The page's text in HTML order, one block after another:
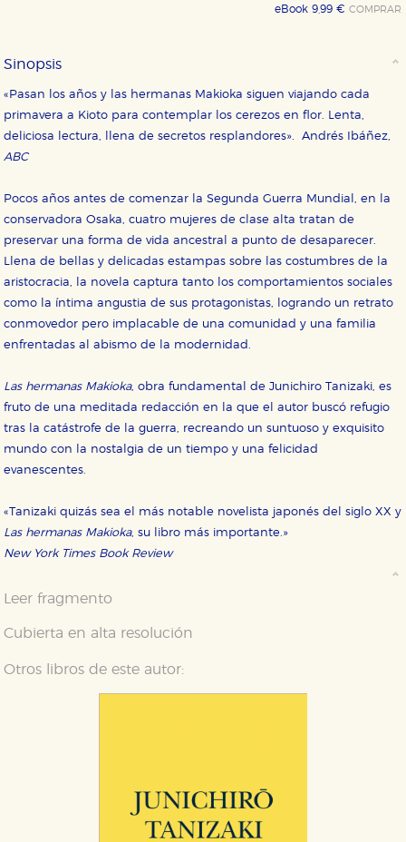
eBook 9,99 €COMPRAR
Sinopsis
«Pasan los años y las hermanas Makioka siguen viajando cada
primavera a Kioto para contemplar los cerezos en flor. Lenta,
deliciosa lectura, llena de secretos resplandores». Andrés Ibáñez,
ABC
Pocos años antes de comenzar la Segunda Guerra Mundial, en la
conservadora Osaka, cuatro mujeres de clase alta tratan de
preservar una forma de vida ancestral a punto de desaparecer.
Llena de bellas y delicadas estampas sobre las costumbres de la
aristocracia, la novela captura tanto los comportamientos sociales
como la íntima angustia de sus protagonistas, logrando un retrato
conmovedor pero implacable de una comunidad y una familia
enfrentadas al abismo de la modernidad.
Las hermanas Makioka, obra fundamental de Junichiro Tanizaki, es
fruto de una meditada redacción en la que el autor buscó refugio
tras la catástrofe de la guerra, recreando un suntuoso y exquisito
mundo con la nostalgia de un tiempo y una felicidad
evanescentes.
«Tanizaki quizás sea el más notable novelista japonés del siglo XX y
Las hermanas Makioka, su libro más importante.»
New York Times Book Review
Leer fragmento
Cubierta en alta resolución
Otros libros de este autor: